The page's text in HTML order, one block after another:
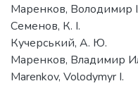
Маренков, Володимир
Семенов, К. І.
Кучерський, А. Ю.
Маренков, Владимир
Marenkov, Volodymyr I.